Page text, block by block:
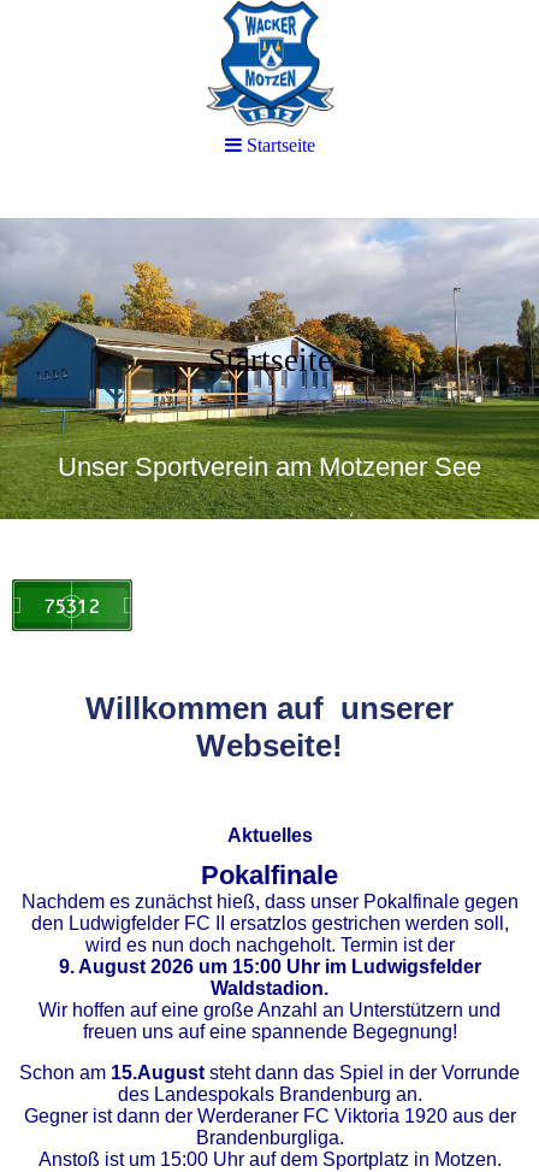
Startseite
Unser Sportverein am Motzener See
Willkommen auf unserer
Webseite!
Aktuelles
Pokalfinale
Nachdem es zunächst hieß, dass unser Pokalfinale gegen
den Ludwigfelder FC II ersatzlos gestrichen werden soll,
wird es nun doch nachgeholt. Termin ist der
9. August 2026 um 15:00 Uhr im Ludwigsfelder
Waldstadion.
Wir hoffen auf eine große Anzahl an Unterstützern und
freuen uns auf eine spannende Begegnung!
Schon am 15.August steht dann das Spiel in der Vorrunde
des Landespokals Brandenburg an.
Gegner ist dann der Werderaner FC Viktoria 1920 aus der
Brandenburgliga.
Anstoß ist um 15:00 Uhr auf dem Sportplatz in Motzen.
Startseite